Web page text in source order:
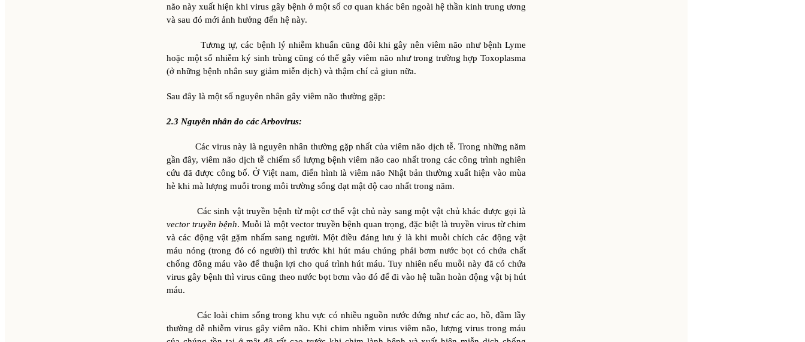
não này xuất hiện khi virus gây bệnh ở một số cơ quan khác bên ngoài hệ thần kinh trung ương
và sau đó mới ảnh hưởng đến hệ này.
Tương tự, các bệnh lý nhiễm khuẩn cũng đôi khi gây nên viêm não như bệnh Lyme
hoặc một số nhiễm ký sinh trùng cũng có thể gây viêm não như trong trường hợp Toxoplasma
(ở những bệnh nhân suy giảm miễn dịch) và thậm chí cả giun nữa.
Sau đây là một số nguyên nhân gây viêm não thường gặp:
2.3 Nguyên nhân do các Arbovirus:
Các virus này là nguyên nhân thường gặp nhất của viêm não dịch tễ. Trong những năm
gần đây, viêm não dịch tễ chiếm số lượng bệnh viêm não cao nhất trong các công trình nghiên
cứu đã được công bố. Ở Việt nam, điển hình là viêm não Nhật bản thường xuất hiện vào mùa
hè khi mà lượng muỗi trong môi trường sống đạt mật độ cao nhất trong năm.
Các sinh vật truyền bệnh từ một cơ thể vật chủ này sang một vật chủ khác được gọi là
vector truyền bệnh. Muỗi là một vector truyền bệnh quan trọng, đặc biệt là truyền virus từ chim
và các động vật gặm nhấm sang người. Một điều đáng lưu ý là khi muỗi chích các động vật
máu nóng (trong đó có người) thì trước khi hút máu chúng phải bơm nước bọt có chứa chất
chống đông máu vào để thuận lợi cho quá trình hút máu. Tuy nhiên nếu muỗi này đã có chứa
virus gây bệnh thì virus cũng theo nước bọt bơm vào đó để đi vào hệ tuần hoàn động vật bị hút
máu.
Các loài chim sống trong khu vực có nhiều nguồn nước đứng như các ao, hồ, đầm lầy
thường dễ nhiễm virus gây viêm não. Khi chim nhiễm virus viêm não, lượng virus trong máu